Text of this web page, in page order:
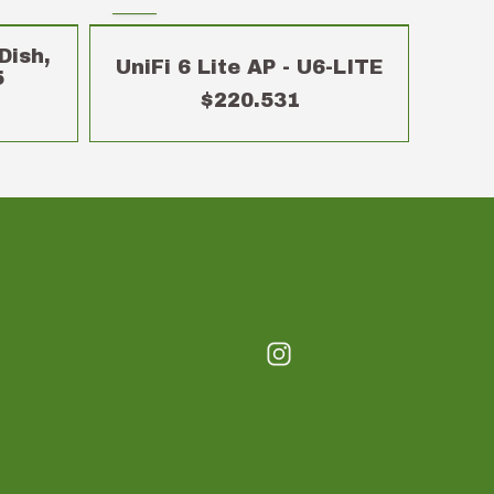
UniFi 6 Lite AP - U6-LITE
$220.531